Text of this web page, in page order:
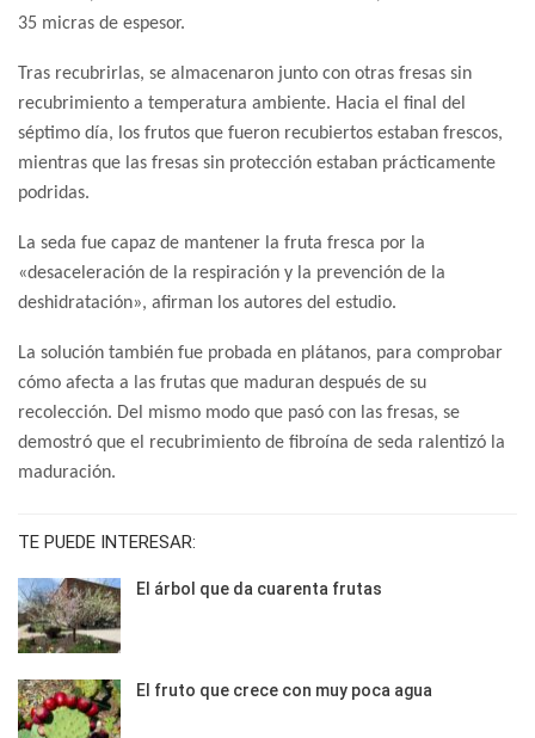
35 micras de espesor.
Tras recubrirlas, se almacenaron junto con otras fresas sin
recubrimiento a temperatura ambiente. Hacia el final del
séptimo día, los frutos que fueron recubiertos estaban frescos,
mientras que las fresas sin protección estaban prácticamente
podridas.
La seda fue capaz de mantener la fruta fresca por la
«desaceleración de la respiración y la prevención de la
deshidratación», afirman los autores del estudio.
La solución también fue probada en plátanos, para comprobar
cómo afecta a las frutas que maduran después de su
recolección. Del mismo modo que pasó con las fresas, se
demostró que el recubrimiento de fibroína de seda ralentizó la
maduración.
TE PUEDE INTERESAR:
El árbol que da cuarenta frutas
El fruto que crece con muy poca agua